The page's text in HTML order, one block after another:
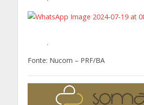
.
Fonte: Nucom – PRF/BA